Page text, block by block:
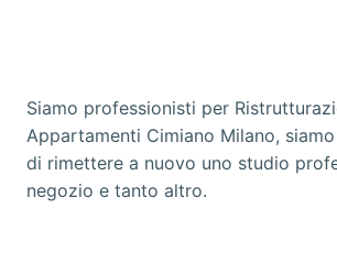
Siamo professionisti per
Appartamenti Cimiano Milano,
di rimettere a nuovo uno studio
negozio e tanto altro.